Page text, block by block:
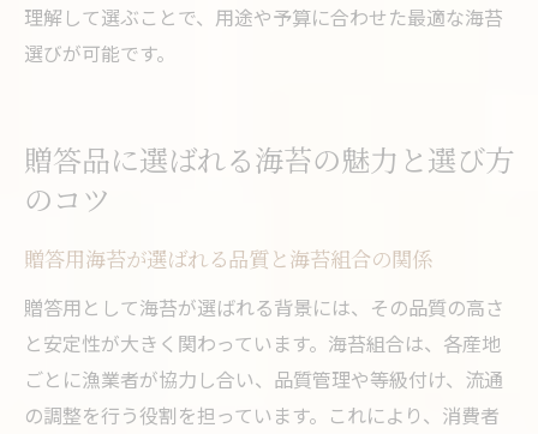
理解して選ぶことで、用途や予算に合わせた最適な海苔
選びが可能です。
贈答品に選ばれる海苔の魅力と選び方
のコツ
贈答用海苔が選ばれる品質と海苔組合の関係
贈答用として海苔が選ばれる背景には、その品質の高さ
と安定性が大きく関わっています。海苔組合は、各産地
ごとに漁業者が協力し合い、品質管理や等級付け、流通
の調整を行う役割を担っています。これにより、消費者